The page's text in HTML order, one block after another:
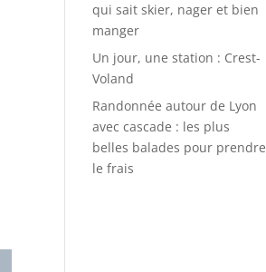
qui sait skier, nager et bien
manger
Un jour, une station : Crest-
Voland
Randonnée autour de Lyon
avec cascade : les plus
belles balades pour prendre
le frais